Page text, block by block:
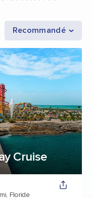
Recommandé
Cruise
Floride